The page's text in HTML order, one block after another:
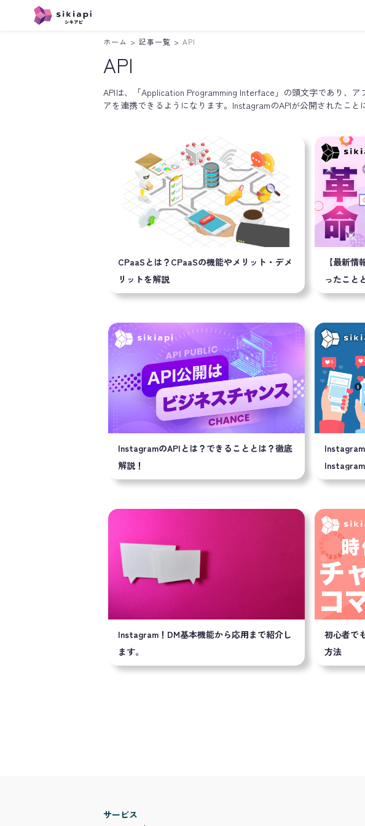
ホーム > 記事一覧 > API
API
APIは、「Application Programming Interface」の頭文字であり、
アを連携できるようになります。InstagramのAPIが公開されたこと
CPaaSとは？CPaaSの機能やメリット・デメ
リットを解説
【最新
ったこと
InstagramのAPIとは？できることとは？徹底
解説！
Instagram！DM基本機能から応用まで紹介し
ます。
初心者で
方法
サービス